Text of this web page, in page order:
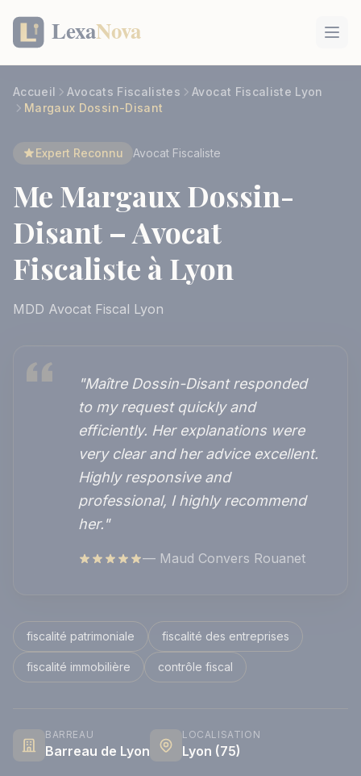
Accueil Avocats Fiscalistes
Avocat Fiscaliste Lyon
Margaux Dossin-Disant
Expert Reconnu Avocat Fiscaliste
Me Margaux Dossin-
Disant – Avocat
Fiscaliste à Lyon
MDD Avocat Fiscal Lyon
"Maître Dossin-Disant responded
to my request quickly and
efficiently. Her explanations were
very clear and her advice excellent.
Highly responsive and
professional, I highly recommend
her."
— Maud Convers Rouanet
fiscalité patrimoniale fiscalité des entreprises
fiscalité immobilière contrôle fiscal
BARREAU
Barreau de Lyon
LOCALISATION
Lyon (75)